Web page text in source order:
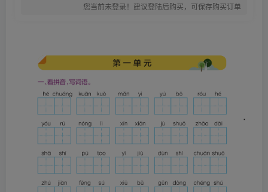
您当前未登录！建议登陆后购买，可保存购买订单